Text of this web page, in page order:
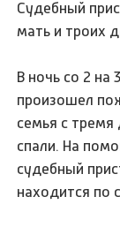
Судебный
мать и троих
В ночь со 2 на
произошел
семья с тремя
спали. На
судебный
находится по